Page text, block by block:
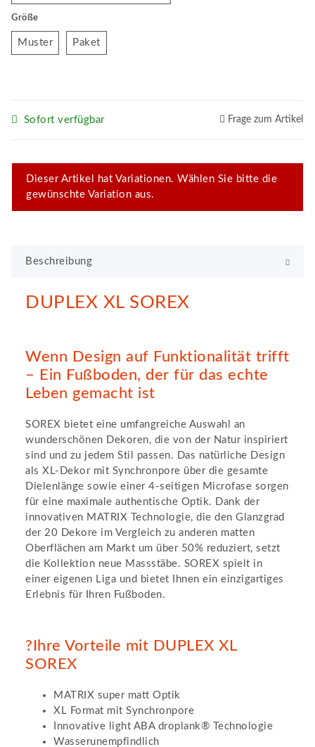
Größe
MusterMusterPaketPaket
Sofort verfügbar Frage zum Artikel
x
Dieser Artikel hat Variationen. Wählen Sie bitte die
gewünschte Variation aus.
Beschreibung
DUPLEX XL SOREX
Wenn Design auf Funktionalität trifft
– Ein Fußboden, der für das echte
Leben gemacht ist
SOREX bietet eine umfangreiche Auswahl an
wunderschönen Dekoren, die von der Natur inspiriert
sind und zu jedem Stil passen. Das natürliche Design
als XL-Dekor mit Synchronpore über die gesamte
Dielenlänge sowie einer 4-seitigen Microfase sorgen
für eine maximale authentische Optik. Dank der
innovativen MATRIX Technologie, die den Glanzgrad
der 20 Dekore im Vergleich zu anderen matten
Oberflächen am Markt um über 50% reduziert, setzt
die Kollektion neue Massstäbe. SOREX spielt in
einer eigenen Liga und bietet Ihnen ein einzigartiges
Erlebnis für Ihren Fußboden.
?Ihre Vorteile mit DUPLEX XL
SOREX
MATRIX super matt Optik
XL Format mit Synchronpore
Innovative light ABA droplank® Technologie
Wasserunempfindlich